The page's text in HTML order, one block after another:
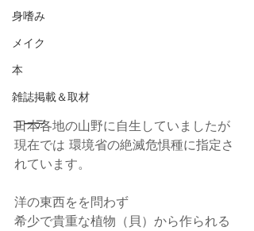
身嗜み
メイク
本
雑誌掲載＆取材
コーデ
日本各地の山野に自生していましたが
現在では 環境省の絶滅危惧種に指定さ
れています。
洋の東西をを問わず
希少で貴重な植物（貝）から作られる